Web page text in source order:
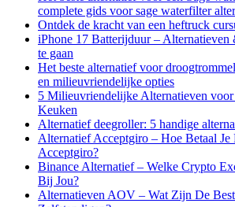
complete gids voor sage waterfilter
Ontdek de kracht van een heftruck
iPhone 17 Batterijduur – Alternatieven
te gaan
Het beste alternatief voor
en milieuvriendelijke opties
5 Milieuvriendelijke Alternatieven
Keuken
Alternatief deegroller: 5 handige
Alternatief Acceptgiro – Hoe Betaal Je
Acceptgiro?
Binance Alternatief – Welke Crypto
Bij Jou?
Alternatieven AOV – Wat Zijn De